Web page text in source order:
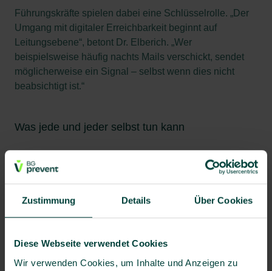
Zustimmung Details Über Cookies
Diese Webseite verwendet Cookies
Wir verwenden Cookies, um Inhalte und Anzeigen zu
Führungskräfte spielen dabei eine Schlüsselrolle. „Der
Umgang mit digitaler Erreichbarkeit beginnt auf
Leitungsebene“, betont Dr. Elberich. „Wer
beispielsweise häufig nachts Mails verschickt, sendet
möglicherweise ein Signal – selbst wenn dies nicht
beabsichtigt ist.“
Was jede und jeder selbst tun kann
geht nicht um radikalen Verzicht, sondern um bewusste
Entscheidungen.
Schalten Sie unnötige Push-Nachrichten aus.
konzentrierter Arbeitsphasen.